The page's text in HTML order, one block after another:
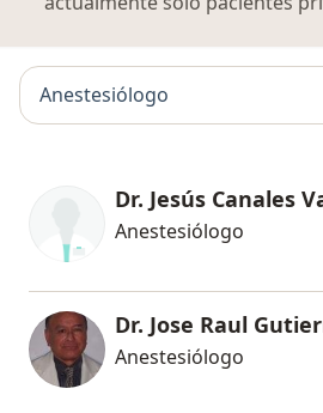
Anestesiólogo
Dr. Jesús Canales
Anestesiólogo
Dr. Jose Raul
Anestesiólogo